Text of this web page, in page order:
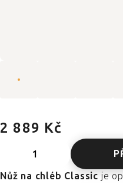
2 889 Kč
Nůž na chléb Classic je